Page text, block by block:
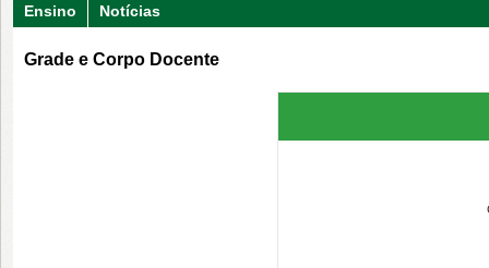
Ensino Notícias
Grade e Corpo Docente